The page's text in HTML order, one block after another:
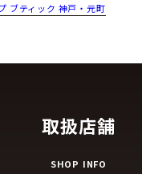
ブティック 神戸・元町
取扱店舗
SHOP INFO